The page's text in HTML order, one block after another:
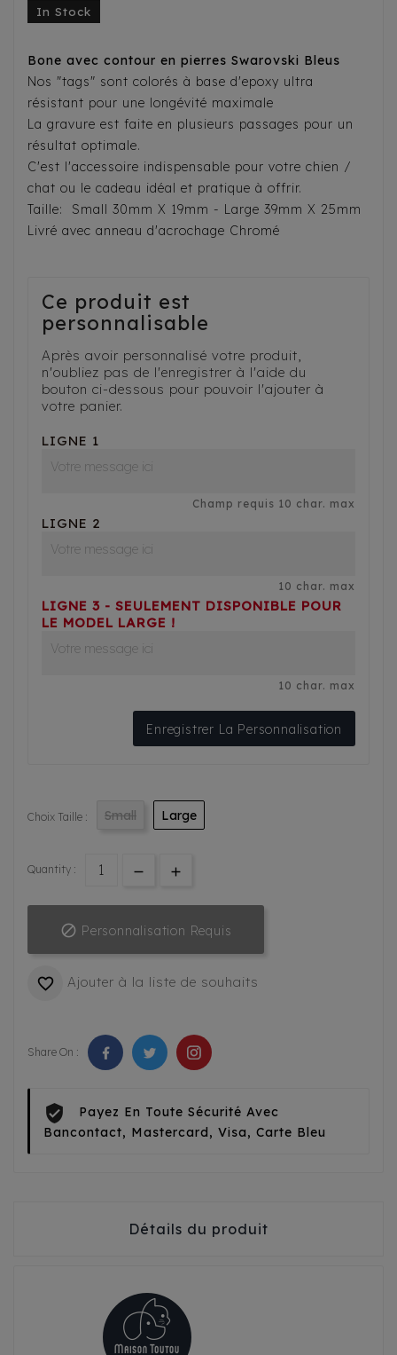
In Stock
Bone avec contour en pierres Swarovski Bleus
Nos "tags" sont colorés à base d'epoxy ultra
résistant pour une longévité maximale
La gravure est faite en plusieurs passages pour un
résultat optimale.
C'est l'accessoire indispensable pour votre chien /
chat ou le cadeau idéal et pratique à offrir.
Taille: Small 30mm X 19mm - Large 39mm X 25mm
Livré avec anneau d'acrochage Chromé
Ce produit est
personnalisable
Après avoir personnalisé votre produit,
n'oubliez pas de l'enregistrer à l'aide du
bouton ci-dessous pour pouvoir l'ajouter à
votre panier.
LIGNE 1
Champ requis 10 char. max
LIGNE 2
10 char. max
LIGNE 3 - SEULEMENT DISPONIBLE POUR
LE MODEL LARGE !
10 char. max
Enregistrer La Personnalisation
Choix Taille : Small Large
Quantity :
 Personnalisation Requis
 Ajouter à la liste de souhaits
Share On :
Payez En Toute Sécurité Avec
Bancontact, Mastercard, Visa, Carte Bleu
Détails du produit